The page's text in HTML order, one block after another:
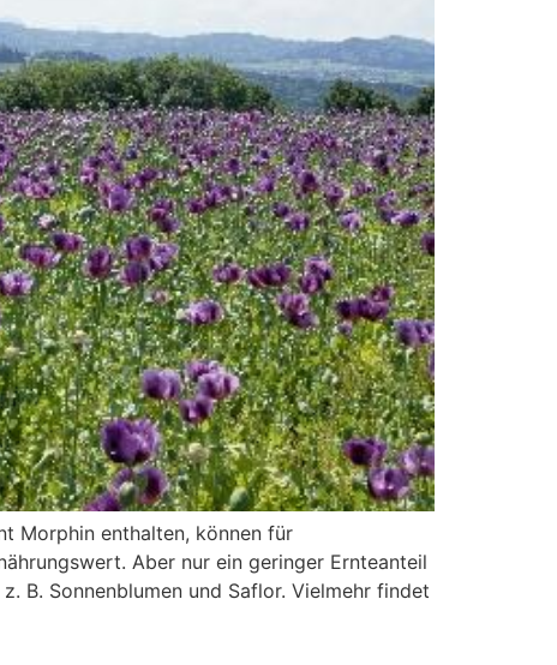
Morphin enthalten, können für
Aber nur ein geringer Ernteanteil
B. Sonnenblumen und Saflor. Vielmehr findet